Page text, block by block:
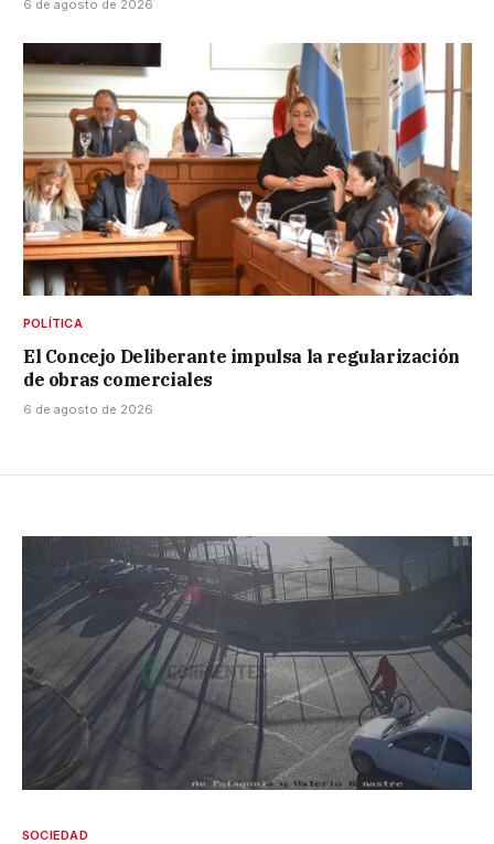
6 de agosto de 2026
POLÍTICA
El Concejo Deliberante impulsa la regularización
de obras comerciales
6 de agosto de 2026
SOCIEDAD